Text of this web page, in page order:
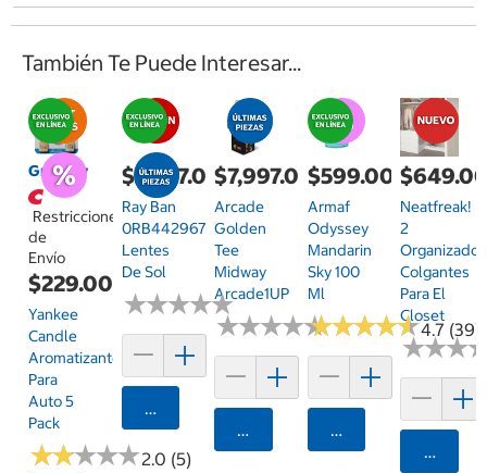
También Te Puede Interesar...
Grocery
Restricciones
de
Envío
$229.00
Yankee
Candle
Aromatizante
Para
Auto 5
Pack
★★★★★
★★★★★2.0 (5)
$2,587.00
Ray Ban
0RB442967244853
Lentes
De Sol
★★★★★
★★★★★
Agregar
$7,997.00
Arcade
Golden
Tee
Midway
Arcade1UP
★★★★★
★★★★★
Agregar
$599.00
Armaf
Odyssey
Mandarin
Sky 100
Ml
★★★★★
★★★★★4.7 (39)
Agregar
Neatfreak!
2
Colgantes
Para El
Closet
★★★
★★★